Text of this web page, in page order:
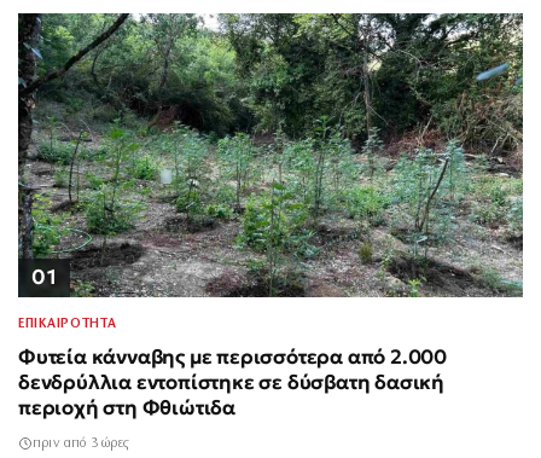
01
ΕΠΙΚΑΙΡΟΤΗΤΑ
Φυτεία κάνναβης με περισσότερα από 2.000
δενδρύλλια εντοπίστηκε σε δύσβατη δασική
περιοχή στη Φθιώτιδα
πριν από 3 ώρες